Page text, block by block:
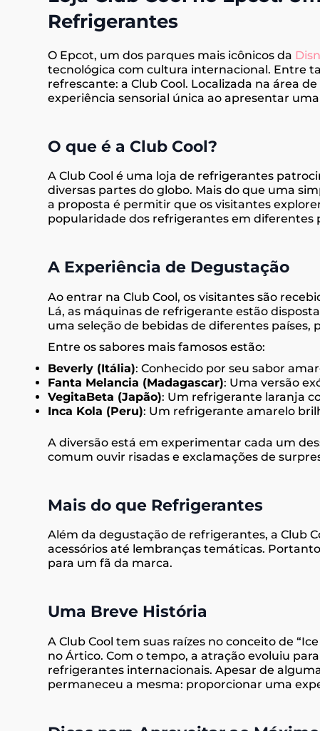
Refrigerantes
O Epcot, um dos parques mais icônicos da
tecnológica com cultura internacional. Entre
refrescante: a Club Cool. Localizada na área
experiência sensorial única ao apresentar
O que é a Club Cool?
A Club Cool é uma loja de refrigerantes
diversas partes do globo. Mais do que uma
a proposta é permitir que os visitantes
popularidade dos refrigerantes em diferentes
A Experiência de Degustação
Ao entrar na Club Cool, os visitantes são
Lá, as máquinas de refrigerante estão
uma seleção de bebidas de diferentes
Entre os sabores mais famosos estão:
Beverly (Itália): Conhecido por seu sabor
Fanta Melancia (Madagascar): Uma versão
VegitaBeta (Japão): Um refrigerante laranja
Inca Kola (Peru): Um refrigerante amarelo
A diversão está em experimentar cada um
comum ouvir risadas e exclamações de
Mais do que Refrigerantes
Além da degustação de refrigerantes, a Club
acessórios até lembranças temáticas.
para um fã da marca.
Uma Breve História
A Club Cool tem suas raízes no conceito de
no Ártico. Com o tempo, a atração evoluiu
refrigerantes internacionais. Apesar de
permaneceu a mesma: proporcionar uma